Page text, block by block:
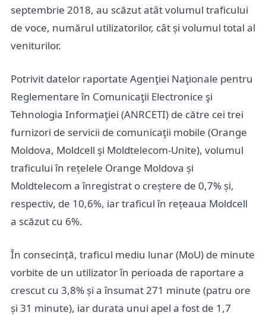
septembrie 2018, au scăzut atât volumul traficului
de voce, numărul utilizatorilor, cât și volumul total al
veniturilor.
Potrivit datelor raportate Agenţiei Naţionale pentru
Reglementare în Comunicaţii Electronice şi
Tehnologia Informaţiei (ANRCETI) de către cei trei
furnizori de servicii de comunicaţii mobile (Orange
Moldova, Moldcell şi Moldtelecom-Unite), volumul
traficului în rețelele Orange Moldova și
Moldtelecom a înregistrat o creștere de 0,7% și,
respectiv, de 10,6%, iar traficul în rețeaua Moldcell
a scăzut cu 6%.
În consecință, traficul mediu lunar (MoU) de minute
vorbite de un utilizator în perioada de raportare a
crescut cu 3,8% și a însumat 271 minute (patru ore
și 31 minute), iar durata unui apel a fost de 1,7